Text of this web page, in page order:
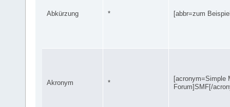
Abkürzung * [abbr=zum
Akronym *
[acronym=Simple
Forum]SMF[/